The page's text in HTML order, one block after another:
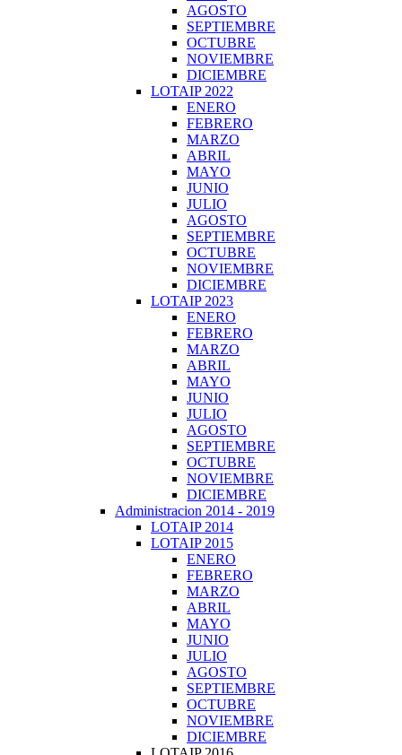
AGOSTO
SEPTIEMBRE
OCTUBRE
NOVIEMBRE
DICIEMBRE
LOTAIP 2022
ENERO
FEBRERO
MARZO
ABRIL
MAYO
JUNIO
JULIO
AGOSTO
SEPTIEMBRE
OCTUBRE
NOVIEMBRE
DICIEMBRE
LOTAIP 2023
ENERO
FEBRERO
MARZO
ABRIL
MAYO
JUNIO
JULIO
AGOSTO
SEPTIEMBRE
OCTUBRE
NOVIEMBRE
DICIEMBRE
Administracion 2014 - 2019
LOTAIP 2014
LOTAIP 2015
ENERO
FEBRERO
MARZO
ABRIL
MAYO
JUNIO
JULIO
AGOSTO
SEPTIEMBRE
OCTUBRE
NOVIEMBRE
DICIEMBRE